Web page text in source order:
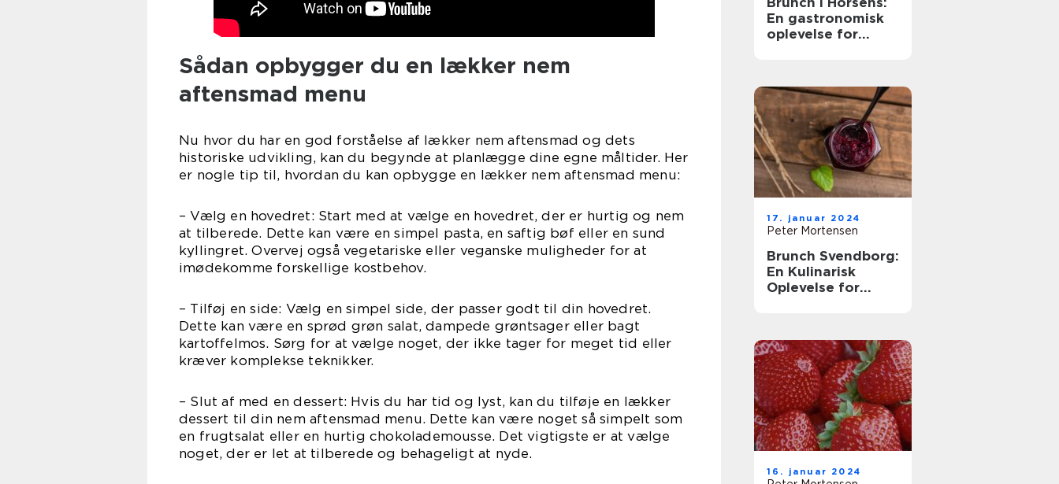
Sådan opbygger du en lækker nem
aftensmad menu
Nu hvor du har en god forståelse af lækker nem aftensmad og dets
historiske udvikling, kan du begynde at planlægge dine egne måltider. Her
er nogle tip til, hvordan du kan opbygge en lækker nem aftensmad menu:
– Vælg en hovedret: Start med at vælge en hovedret, der er hurtig og nem
at tilberede. Dette kan være en simpel pasta, en saftig bøf eller en sund
kyllingret. Overvej også vegetariske eller veganske muligheder for at
imødekomme forskellige kostbehov.
– Tilføj en side: Vælg en simpel side, der passer godt til din hovedret.
Dette kan være en sprød grøn salat, dampede grøntsager eller bagt
kartoffelmos. Sørg for at vælge noget, der ikke tager for meget tid eller
kræver komplekse teknikker.
– Slut af med en dessert: Hvis du har tid og lyst, kan du tilføje en lækker
dessert til din nem aftensmad menu. Dette kan være noget så simpelt som
en frugtsalat eller en hurtig chokolademousse. Det vigtigste er at vælge
noget, der er let at tilberede og behageligt at nyde.
En gastronomisk
oplevelse for
17. januar 2024
Peter Mortensen
Brunch Svendborg:
En Kulinarisk
Oplevelse for
16. januar 2024